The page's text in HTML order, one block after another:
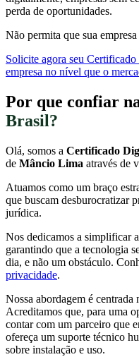
perda de oportunidades.
Não permita que sua
Solicite agora seu
empresa no nível que o
Por que confiar
Brasil?
Olá, somos a Certificado
de Mâncio Lima através de
Atuamos como um braço
que buscam desburocratizar
jurídica.
Nos dedicamos a simplificar
garantindo que a tecnologia
dia, e não um obstáculo.
privacidade.
Nossa abordagem é
Acreditamos que, para uma
contar com um parceiro que
ofereça um suporte técnico
sobre instalação e uso.